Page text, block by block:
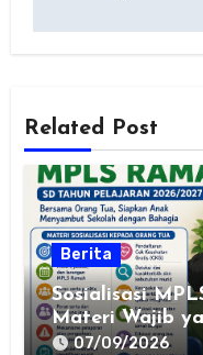
Related Post
Berita
Sosialisasi
Materi Wajib
kepada Orang
07/09/2026